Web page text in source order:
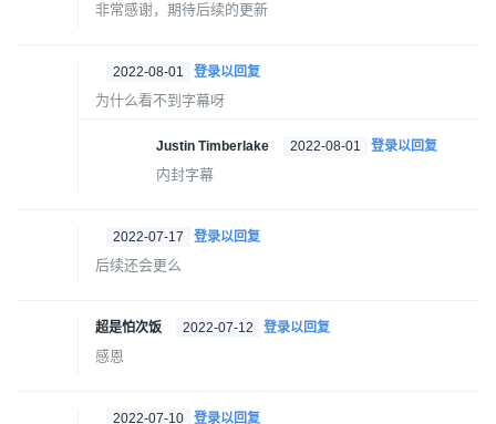
非常感谢，期待后续的更新
2022-08-01 登录以回复
为什么看不到字幕呀
Justin Timberlake 2022-08-01 登录以回复
内封字幕
2022-07-17 登录以回复
后续还会更么
超是怕次饭 2022-07-12 登录以回复
感恩
2022-07-10 登录以回复